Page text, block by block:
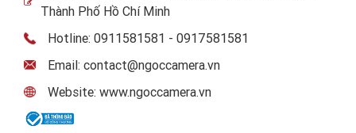
Thành Phố Hồ Chí Minh
Hotline: 0911581581 - 0917581581
Email: contact@ngoccamera.vn
Website: www.ngoccamera.vn